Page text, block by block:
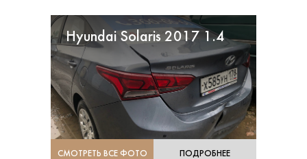
Hyundai Solaris 2017 1.4
СМОТРЕТЬ ВСЕ ФОТО ПОДРОБНЕЕ